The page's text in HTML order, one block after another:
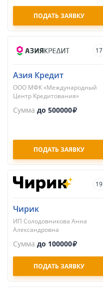
ПОДАТЬ ЗАЯВКУ
17
Азия Кредит
ООО МФК «Международный
Центр Кредитования»
Сумма до 500000
ПОДАТЬ ЗАЯВКУ
19
Чирик
ИП Солодовникова Анна
Александровна
Сумма до 100000
ПОДАТЬ ЗАЯВКУ